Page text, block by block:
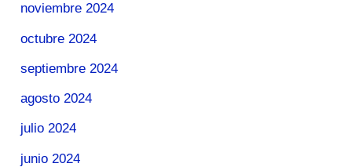
noviembre 2024
octubre 2024
septiembre 2024
agosto 2024
julio 2024
junio 2024